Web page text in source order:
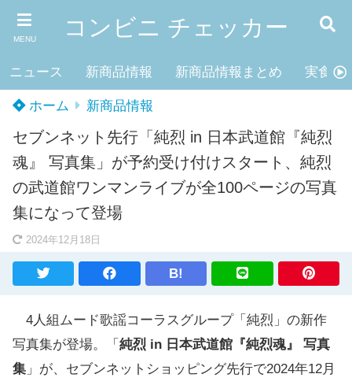
MENU コンビニ チェッカー
ニュース 新商品情報 新商品情報まとめ 実食レ
ホーム 新商品情報
セブンネット先行「純烈 in 日本武道館『純烈
魂』 写真集」が予約受け付けスタート、純烈
の武道館ワンマンライブが全100ページの写真
集になって登場
2024年12月18日
B!
4人組ムード歌謡コーラスグループ「純烈」の新作
写真集が登場。「 純烈 in 日本武道館『純烈魂』 写真
集 」が、セブンネットショッピング先行で2024年12月